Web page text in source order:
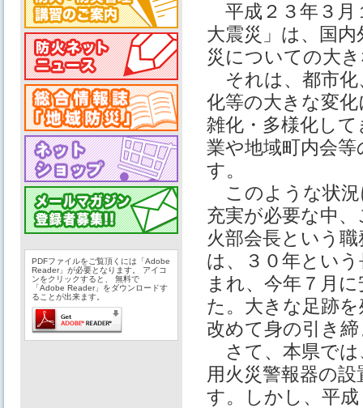
PDFファイルをご覧頂くには「Adobe
Reader」が必要となります。 アイコ
ンをクリックすると、 無料で
「Adobe Reader」をダウンロードす
ることが出来ます。
平成２３年３月
大震災」は、国
災についての大
それは、都市化
化等の大きな変
雑化・多様化し
業や地域町内会
す。
このような状況
充実が必要な中
火部会長という
は、３０年とい
まれ、今年７月
た。大きな足跡
改めて身の引き
さて、本県では
用火災警報器の
す。しかし、平